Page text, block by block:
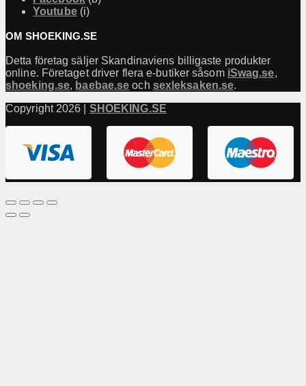
Youtube(i)
OM SHOEKING.SE
Detta företag säljer Skandinaviens billigaste produkter
online. Företaget driver flera e-butiker såsom iSwag.se,
shoeking.se, baebae.se och sexleksaken.se.
Copyright 2026 | SHOEKING.SE